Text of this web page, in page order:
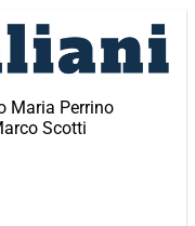
Maria Perrino
Scotti